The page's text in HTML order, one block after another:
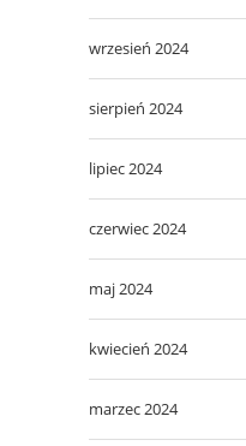
wrzesień 2024
sierpień 2024
lipiec 2024
czerwiec 2024
maj 2024
kwiecień 2024
marzec 2024